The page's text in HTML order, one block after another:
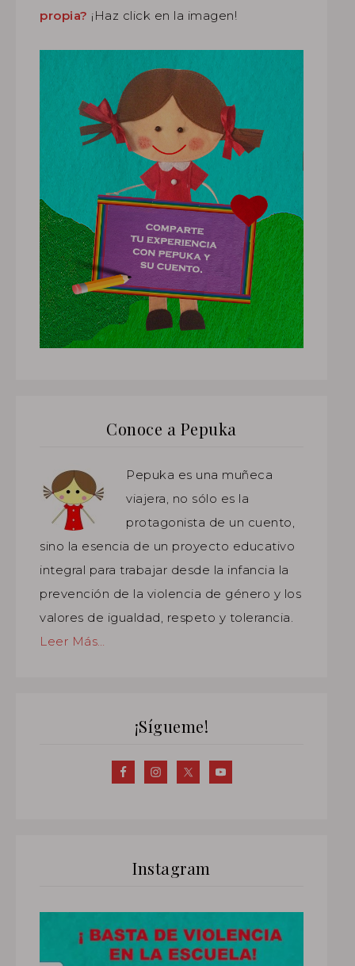
propia? ¡Haz click en la imagen!
Conoce a Pepuka
Pepuka es una muñeca
viajera, no sólo es la
protagonista de un cuento,
sino la esencia de un proyecto educativo
integral para trabajar desde la infancia la
prevención de la violencia de género y los
valores de igualdad, respeto y tolerancia.
Leer Más…
¡Sígueme!
Instagram